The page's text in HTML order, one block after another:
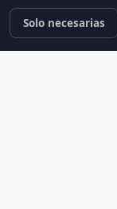
Solo necesarias